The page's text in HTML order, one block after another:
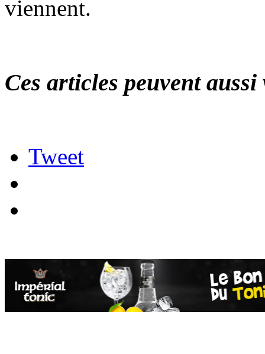
viennent.
Ces articles peuvent
Tweet